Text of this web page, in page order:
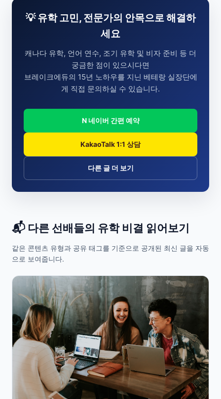
💡 유학 고민, 전문가의 안목으로 해결하
세요
캐나다 유학, 언어 연수, 조기 유학 및 비자 준비 등 더
궁금한 점이 있으시다면
브레이크에듀의 15년 노하우를 지닌 베테랑 실장단에
게 직접 문의하실 수 있습니다.
N 네이버 간편 예약
KakaoTalk 1:1 상담
다른 글 더 보기
📬 다른 선배들의 유학 비결 읽어보기
같은 콘텐츠 유형과 공유 태그를 기준으로 공개된 최신 글을 자동
으로 보여줍니다.